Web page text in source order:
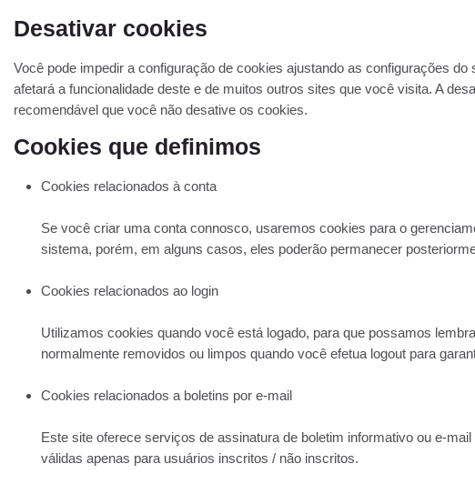
Desativar cookies
Você pode impedir a configuração de cookies ajustando as configurações
afetará a funcionalidade deste e de muitos outros sites que você visita. A
recomendável que você não desative os cookies.
Cookies que definimos
Cookies relacionados à conta
Se você criar uma conta connosco, usaremos cookies para o
sistema, porém, em alguns casos, eles poderão permanecer
Cookies relacionados ao login
Utilizamos cookies quando você está logado, para que possamos
normalmente removidos ou limpos quando você efetua logout para
Cookies relacionados a boletins por e-mail
Este site oferece serviços de assinatura de boletim informativo ou e-
válidas apenas para usuários inscritos / não inscritos.